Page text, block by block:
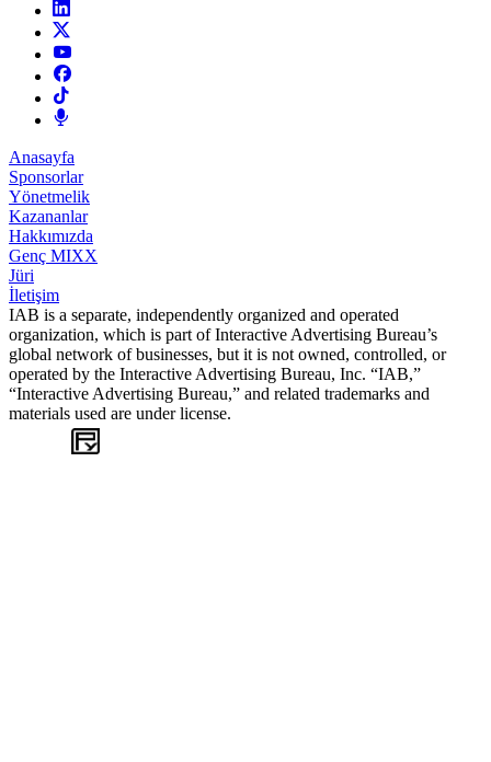
Anasayfa
Sponsorlar
Yönetmelik
Kazananlar
Hakkımızda
Genç MIXX
Jüri
İletişim
IAB is a separate, independently organized and operated
organization, which is part of Interactive Advertising Bureau’s
global network of businesses, but it is not owned, controlled, or
operated by the Interactive Advertising Bureau, Inc. “IAB,”
“Interactive Advertising Bureau,” and related trademarks and
materials used are under license.